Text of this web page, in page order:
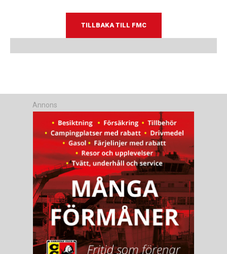
TILLBAKA TILL FMC
Annons